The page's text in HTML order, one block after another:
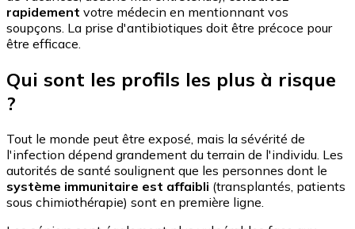
rapidement votre médecin en mentionnant vos
soupçons. La prise d'antibiotiques doit être précoce pour
être efficace.
Qui sont les profils les plus à risque
?
Tout le monde peut être exposé, mais la sévérité de
l'infection dépend grandement du terrain de l'individu. Les
autorités de santé soulignent que les personnes dont le
système immunitaire est affaibli (transplantés, patients
sous chimiothérapie) sont en première ligne.